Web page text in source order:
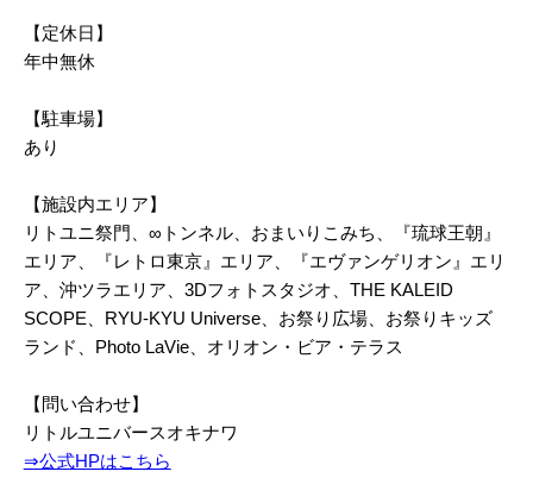
【定休日】
年中無休
【駐車場】
あり
【施設内エリア】
リトユニ祭門、∞トンネル、おまいりこみち、『琉球王朝』
エリア、『レトロ東京』エリア、『エヴァンゲリオン』エリ
ア、沖ツラエリア、3Dフォトスタジオ、THE KALEID
SCOPE、RYU-KYU Universe、お祭り広場、お祭りキッズ
ランド、Photo LaVie、オリオン・ビア・テラス
【問い合わせ】
リトルユニバースオキナワ
⇒公式HPはこちら